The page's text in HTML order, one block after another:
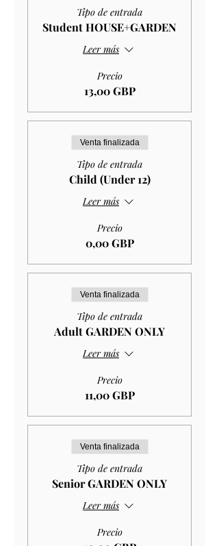
Tipo de entrada
Student HOUSE+GARDEN
Leer más
Precio
13,00 GBP
Venta finalizada
Tipo de entrada
Child (Under 12)
Leer más
Precio
0,00 GBP
Venta finalizada
Tipo de entrada
Adult GARDEN ONLY
Leer más
Precio
11,00 GBP
Venta finalizada
Tipo de entrada
Senior GARDEN ONLY
Leer más
Precio